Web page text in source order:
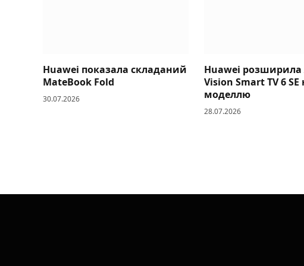
Huawei показала складаний
MateBook Fold
30.07.2026
Huawei розширила
Vision Smart TV 6
моделлю
28.07.2026